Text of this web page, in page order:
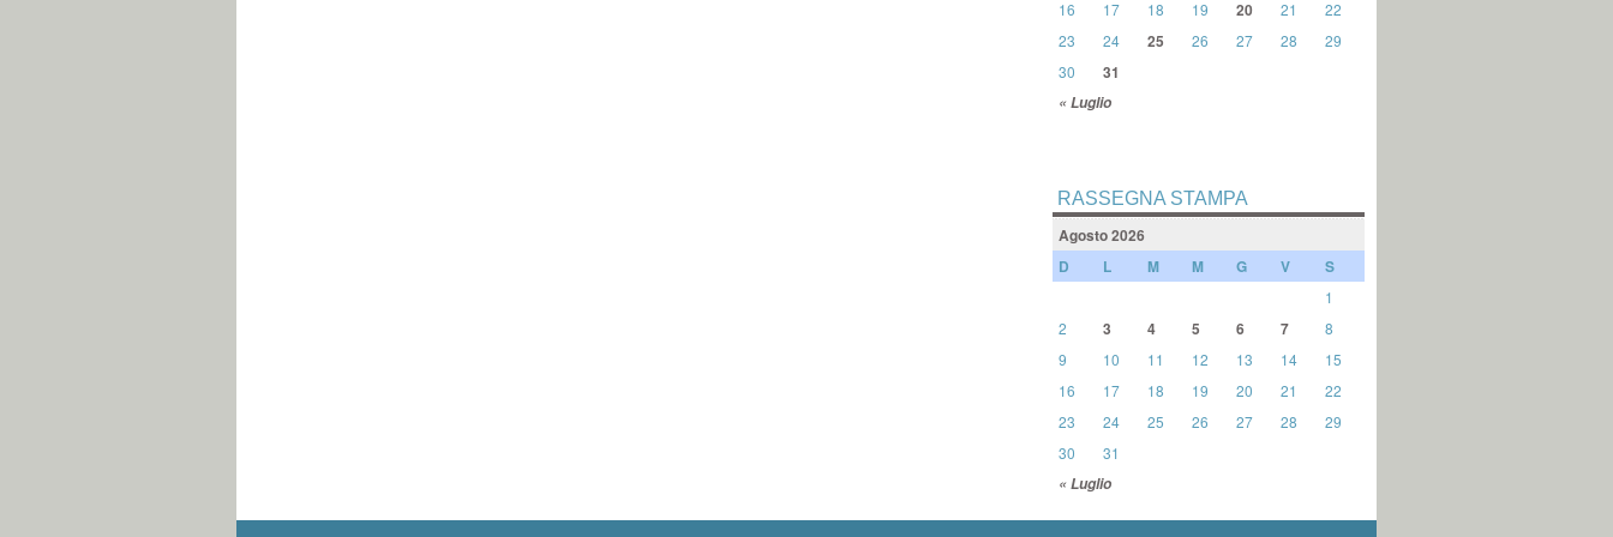
« Luglio
16
17 18 19 20 21
22
23
24 25 26 27 28
29
30
31
RASSEGNA STAMPA
Agosto 2026
D
L M M G V S
« Luglio
1
2
3 4 5 6 7
8
9
10 11 12 13 14
15
16
17 18 19 20 21
22
23
24 25 26 27 28
29
30
31